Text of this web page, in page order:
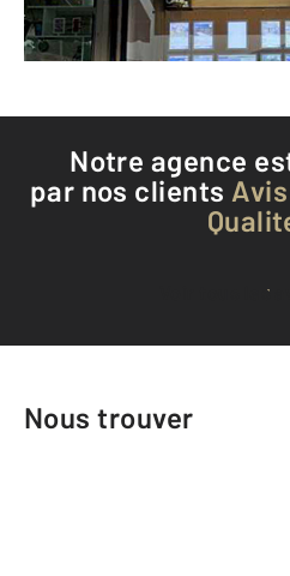
Notre agence
par nos clients
Voir tous les
Nous trouver